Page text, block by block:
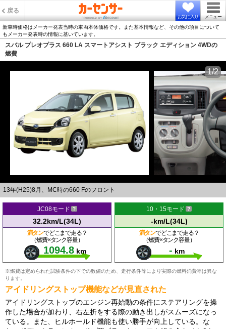
戻る
お気に入り メニュー
新車時価格はメーカー発表当時の車両本体価格です。また基本情報など、その他の項目について
もメーカー発表時の情報に基いています。
スバル プレオプラス 660 LA スマートアシスト ブラック エディション 4WDの
燃費
13年(H25)8月、MC時の660 Fのフロント
1/2
JC08モード
32.2km/L(34L)
満タンでどこまで走る？
（燃費×タンク容量）
1094.8 km
10・15モード
-km/L(34L)
満タンでどこまで走る？
（燃費×タンク容量）
- km
※燃費は定められた試験条件の下での数値のため、走行条件等により実際の燃料消費率は異な
ります。
アイドリングストップ機能などが見直された
アイドリングストップのエンジン再始動の条件にステアリングを操
作した場合が加わり、右左折をする際の動き出しがスムーズになっ
ている。また、ヒルホールド機能も使い勝手が向上している。な